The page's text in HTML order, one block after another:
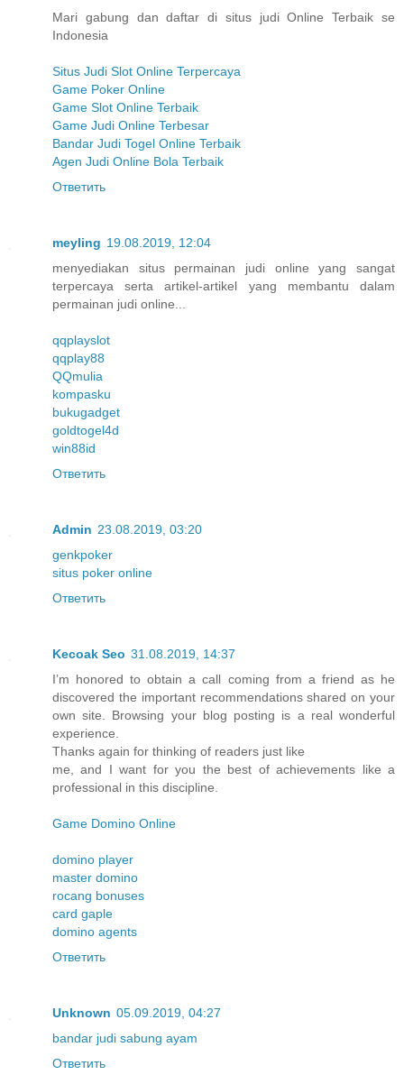
Mari gabung dan daftar di situs judi Online Terbaik se
Indonesia
Situs Judi Slot Online Terpercaya
Game Poker Online
Game Slot Online Terbaik
Game Judi Online Terbesar
Bandar Judi Togel Online Terbaik
Agen Judi Online Bola Terbaik
Ответить
meyling 19.08.2019, 12:04
menyediakan situs permainan judi online yang sangat
terpercaya serta artikel-artikel yang membantu dalam
permainan judi online...
qqplayslot
qqplay88
QQmulia
kompasku
bukugadget
goldtogel4d
win88id
Ответить
Admin 23.08.2019, 03:20
genkpoker
situs poker online
Ответить
Kecoak Seo 31.08.2019, 14:37
I’m honored to obtain a call coming from a friend as he
discovered the important recommendations shared on your
own site. Browsing your blog posting is a real wonderful
experience.
Thanks again for thinking of readers just like
me, and I want for you the best of achievements like a
professional in this discipline.
Game Domino Online
domino player
master domino
rocang bonuses
card gaple
domino agents
Ответить
Unknown 05.09.2019, 04:27
bandar judi sabung ayam
Ответить